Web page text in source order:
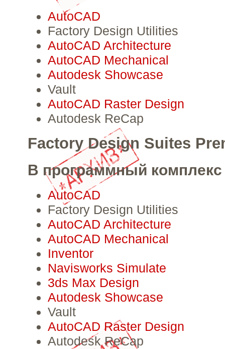
AutoCAD
Factory Design Utilities
AutoCAD Architecture
AutoCAD Mechanical
Autodesk Showcase
Vault
AutoCAD Raster Design
Autodesk ReCap
Factory Design Suites
В программный комплекс
AutoCAD
Factory Design Utilities
AutoCAD Architecture
AutoCAD Mechanical
Inventor
Navisworks Simulate
3ds Max Design
Autodesk Showcase
Vault
AutoCAD Raster Design
Autodesk ReCap